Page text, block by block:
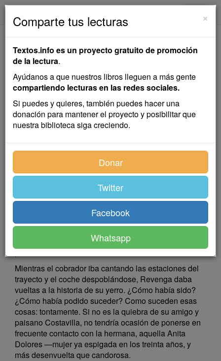
El Belén
Emilia Pardo Bazán
Cuento
De vuelta a su casa, ya anochecido, don Julio
Revenga —sentado en el tranvía del barrio de
Salamanca, metidas las manos en los bolsillos del
abrigo gabán con cuello y maniquetas de pieles—
rumiaba pensamientos ingratos. Su situación era
comprometida y grave, doblemente grave para un
hombre leal y franco por naturaleza, y obligado por las
circunstancias a engañar y a mentir. ¡Qué cara pagaba
una hora de extravío! La tranquilidad de su conciencia,
agua por algunos instantes en que no supo
precaverse de una tentación.
Mientras el cobrador iba cantando las estaciones del
trayecto y el coche despoblándose, Revenga daba
vueltas a la historia de su yerro. ¿Cómo había sido?
¿Cómo había podido suceder? Como suceden esas
cosas: tontamente. Si no es la quiebra de su amigo y
paisano Costavilla, no tendría ocasión de ponerse en
frecuente contacto con la hermana, aquella Anita
Dolores —mujer ya espigada en los treinta años, y
más desenvuelta que candorosa.
×
Comparte tus lecturas
Textos.info es un proyecto gratuito de promoción
de la lectura.
Ayúdanos a que nuestros libros lleguen a más gente
compartiendo lecturas en las redes sociales.
Si puedes y quieres, también puedes hacer una
donación para mantener el proyecto y posibilitar que
nuestra biblioteca siga creciendo.
Donar
Twitter
Facebook
Whatsapp